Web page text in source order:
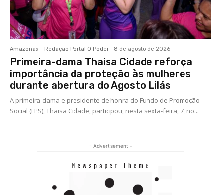
Amazonas Redação Portal O Poder - 8 de agosto de 2026
Primeira-dama Thaisa Cidade reforça
importância da proteção às mulheres
durante abertura do Agosto Lilás
A primeira-dama e presidente de honra do Fundo de Promoção
Social (FPS), Thaisa Cidade, participou, nesta sexta-feira, 7, no...
- Advertisement -